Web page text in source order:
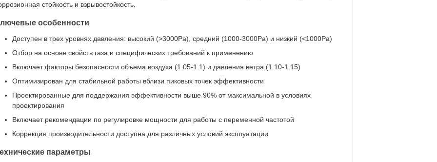
стойкость и взрывостойкость.
особенности
Доступен в трех уровнях давления: высокий (>3000Pa), средний (1000-3000Pa) и низкий (<1000Pa)
Отбор на основе свойств газа и специфических требований к применению
Включает факторы безопасности объема воздуха (1.05-1.1) и давления ветра (1.10-1.15)
Оптимизирован для стабильной работы вблизи пиковых точек эффективности
Проектированные для поддержания эффективности выше 90% от максимальной в условиях
проектирования
Включает рекомендации по регулировке мощности для работы с переменной частотой
Коррекция производительности доступна для различных условий эксплуатации
параметры